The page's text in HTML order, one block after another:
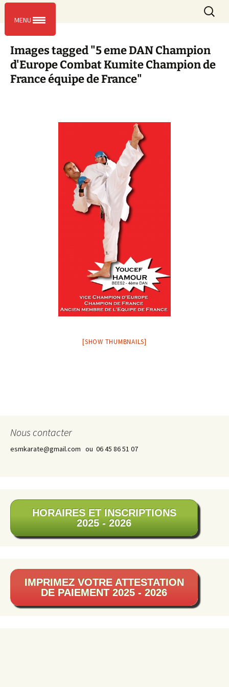
L’entente sportive de Massy
Aller
au
Images tagged "5 eme DAN Champion
d'Europe Combat Kumite Champion de
France équipe de France"
[SHOW THUMBNAILS]
Nous contacter
esmkarate@gmail.com ou 06 45 86 51 07
HORAIRES ET INSCRIPTIONS
2025 - 2026
IMPRIMEZ VOTRE ATTESTATION
DE PAIEMENT 2025 - 2026
MENU